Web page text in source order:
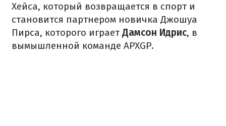
Хейса, который возвращается в спорт и
становится партнером новичка Джошуа
Пирса, которого играетДамсон Идрис, в
вымышленной команде APXGP.